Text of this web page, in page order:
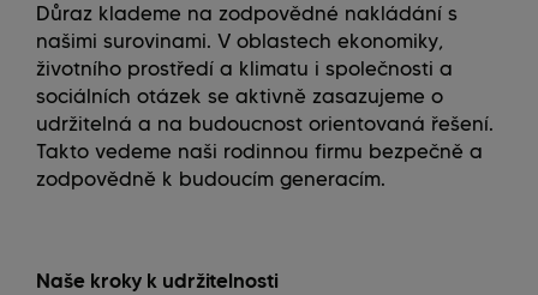
Důraz klademe na zodpovědné nakládání s
našimi surovinami. V oblastech ekonomiky,
životního prostředí a klimatu i společnosti a
sociálních otázek se aktivně zasazujeme o
udržitelná a na budoucnost orientovaná řešení.
Takto vedeme naši rodinnou firmu bezpečně a
zodpovědně k budoucím generacím.
Naše kroky k udržitelnosti